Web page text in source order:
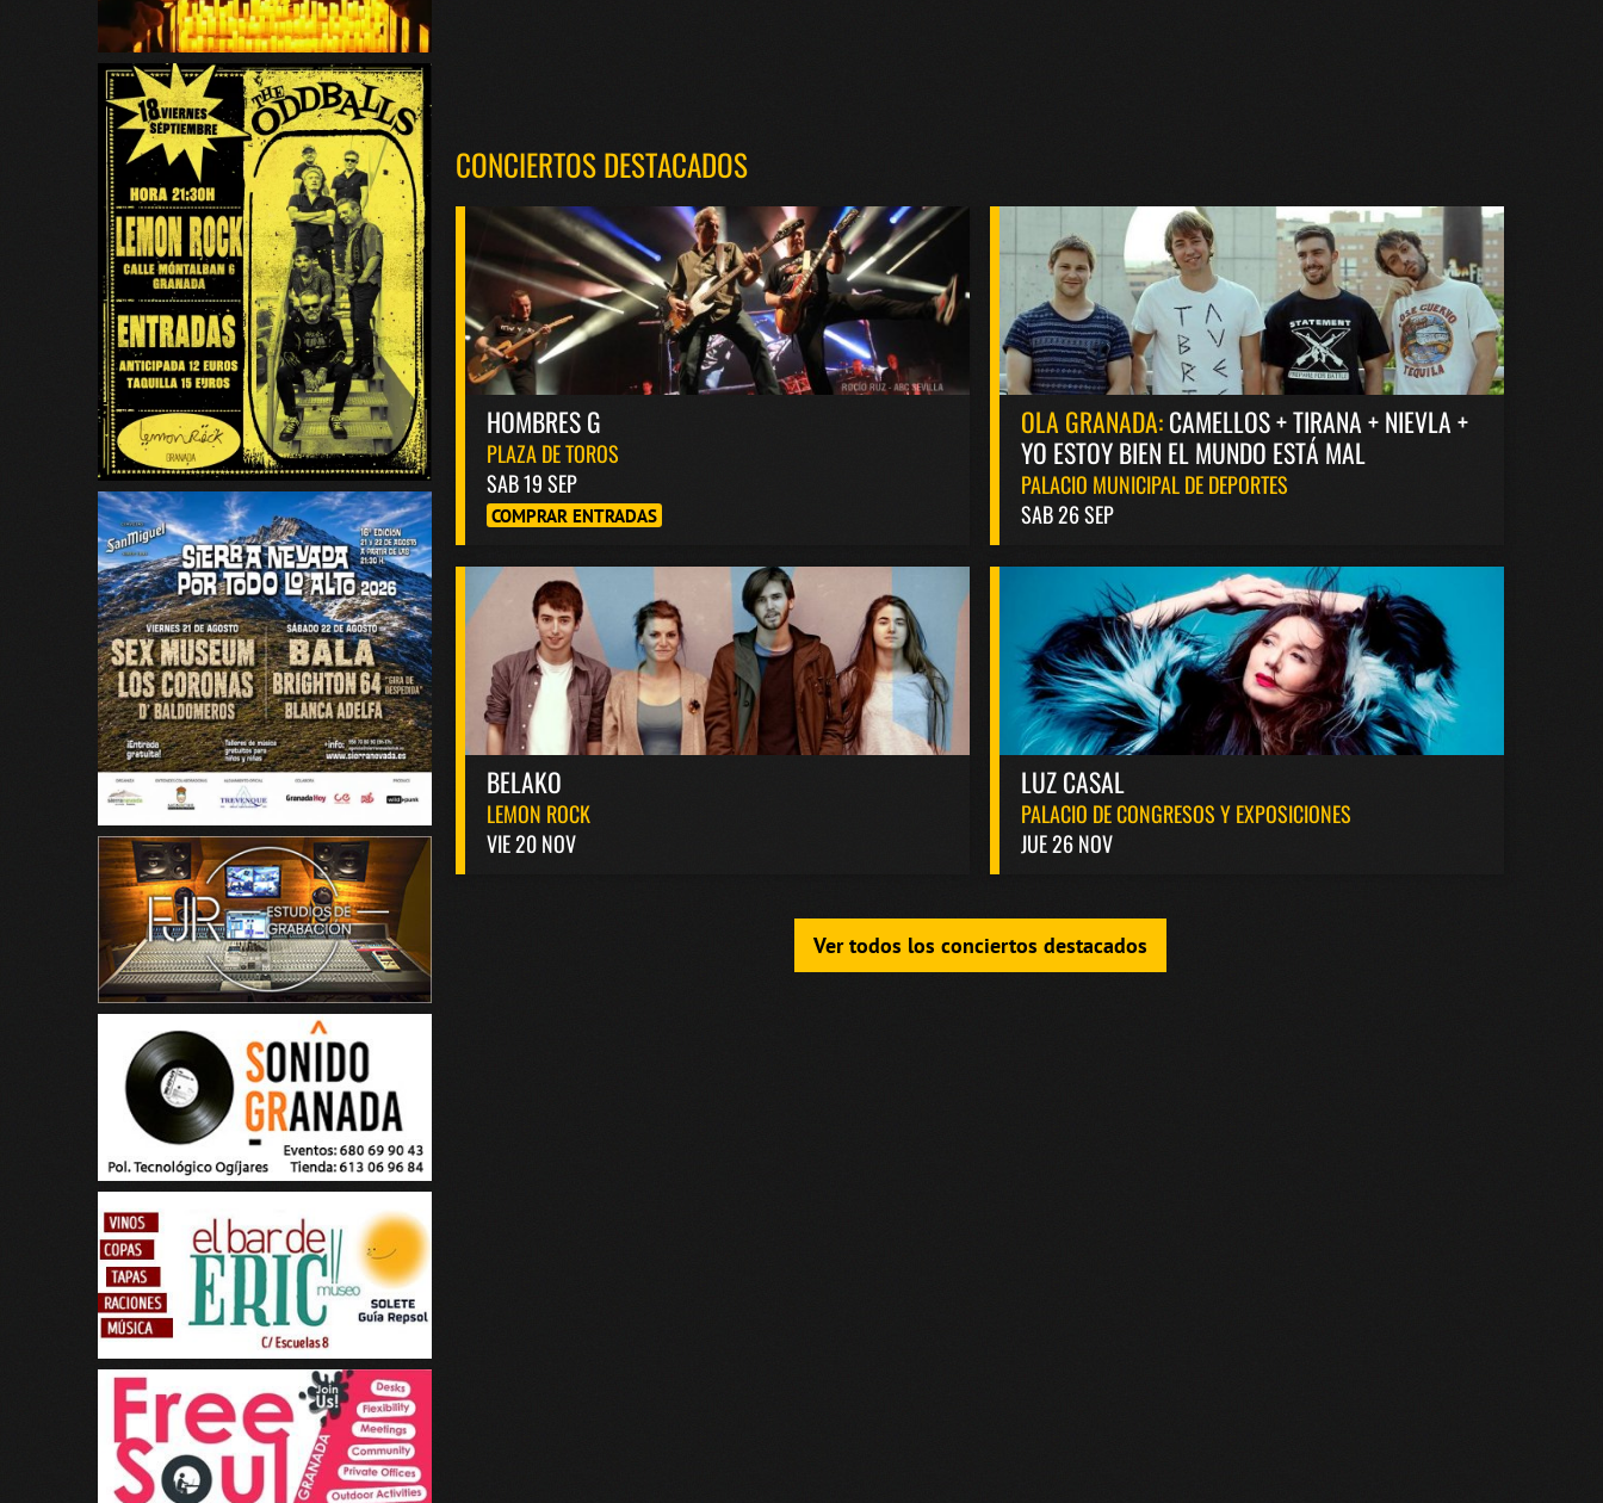
CONCIERTOS DESTACADOS
HOMBRES G
PLAZA DE TOROS
SAB 19 SEP
COMPRAR ENTRADAS
OLA GRANADA:CAMELLOS + TIRANA + NIEVLA +
YO ESTOY BIEN EL MUNDO ESTÁ MAL
PALACIO MUNICIPAL DE DEPORTES
SAB 26 SEP
BELAKO
LEMON ROCK
VIE 20 NOV
LUZ CASAL
PALACIO DE CONGRESOS Y EXPOSICIONES
JUE 26 NOV
Ver todos los conciertos destacados